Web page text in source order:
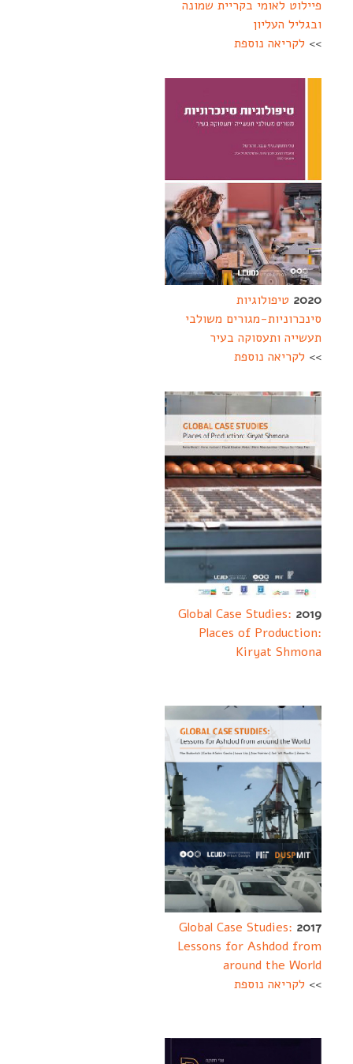
פיילוט לאומי בקריית שמונה
ובגליל העליון
>> לקריאה נוספת
2020 טיפולוגיות
סינכרוניות-מגורים משולבי
תעשייה ותעסוקה בעיר
>> לקריאה נוספת
2019
Global Case Studies:
Places of Production:
Kiryat Shmona
2017
Global Case Studies:
Lessons for Ashdod from
around the World
>> לקריאה נוספת